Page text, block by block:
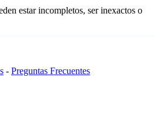
estar incompletos, ser inexactos o
- Preguntas Frecuentes